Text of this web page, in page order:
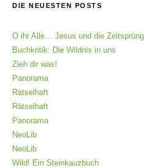
DIE NEUESTEN POSTS
O ihr Alle… Jesus und die
Buchkritik: Die Wildnis in uns
Zieh dir was!
Panorama
Rätselhaft
Rätselhaft
Panorama
NeoLib
NeoLib
Wild! Ein Steinkauzbuch